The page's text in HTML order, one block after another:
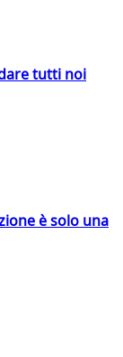
tutti noi
è solo una